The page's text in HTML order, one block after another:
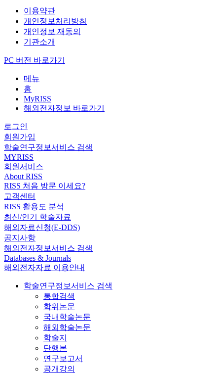
이용약관
개인정보처리방침
개인정보 재동의
기관소개
PC 버전 바로가기
메뉴
홈
MyRISS
해외전자정보 바로가기
로그인
회원가입
학술연구정보서비스 검색
MYRISS
회원서비스
About RISS
RISS 처음 방문 이세요?
고객센터
RISS 활용도 분석
최신/인기 학술자료
해외자료신청(E-DDS)
공지사항
해외전자정보서비스 검색
Databases & Journals
해외전자자료 이용안내
학술연구정보서비스 검색
통합검색
학위논문
국내학술논문
해외학술논문
학술지
단행본
연구보고서
공개강의